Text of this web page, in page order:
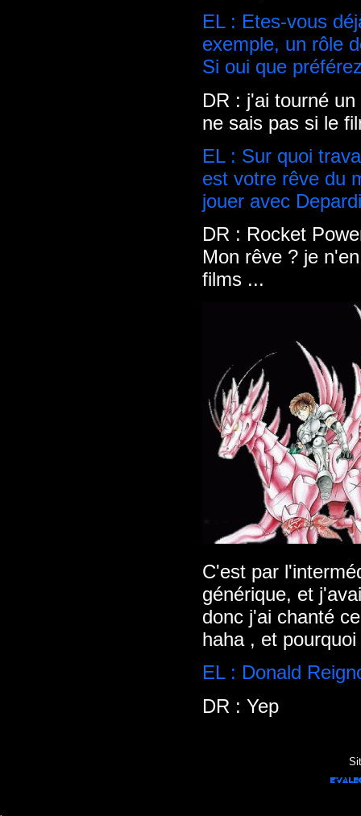
EL : Etes-vous
exemple, un rôle
Si oui que
DR : j'ai tourné
ne sais pas si le
EL : Sur quoi
est votre rêve du
jouer avec
DR : Rocket
Mon rêve ? je
films ...
C'est par
générique, et
donc j'ai chanté
haha , et
EL : Donald
DR : Yep